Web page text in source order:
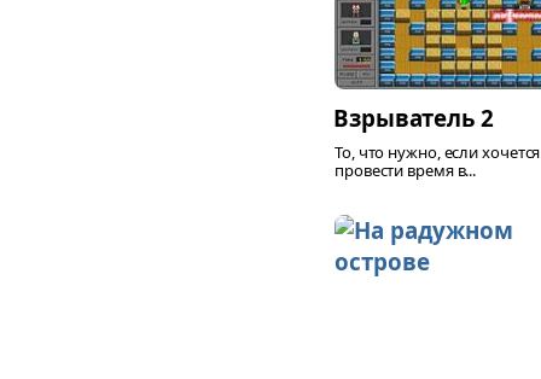
Взрыватель 2
То, что нужно, если хочется
провести время в...